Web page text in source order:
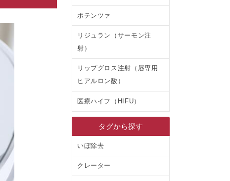
ポテンツァ
リジュラン（サーモン注
射）
リップグロス注射（唇専用
ヒアルロン酸）
医療ハイフ（HIFU）
タグから探す
いぼ除去
クレーター